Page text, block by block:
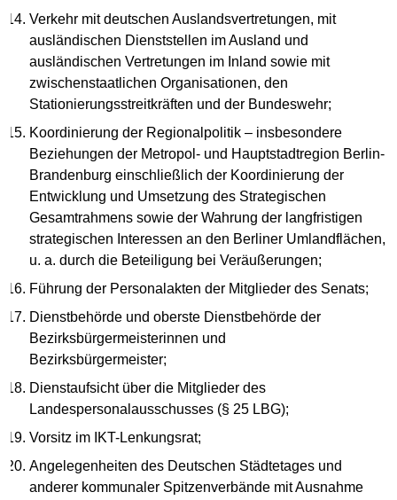
Verkehr mit deutschen Auslandsvertretungen, mit
ausländischen Dienststellen im Ausland und
ausländischen Vertretungen im Inland sowie mit
zwischenstaatlichen Organisationen, den
Stationierungsstreitkräften und der Bundeswehr;
Koordinierung der Regionalpolitik – insbesondere
Beziehungen der Metropol- und Hauptstadtregion Berlin-
Brandenburg einschließlich der Koordinierung der
Entwicklung und Umsetzung des Strategischen
Gesamtrahmens sowie der Wahrung der langfristigen
strategischen Interessen an den Berliner Umlandflächen,
u. a. durch die Beteiligung bei Veräußerungen;
Führung der Personalakten der Mitglieder des Senats;
Dienstbehörde und oberste Dienstbehörde der
Bezirksbürgermeisterinnen und
Bezirksbürgermeister;
Dienstaufsicht über die Mitglieder des
Landespersonalausschusses (§ 25 LBG);
Vorsitz im IKT-Lenkungsrat;
Angelegenheiten des Deutschen Städtetages und
anderer kommunaler Spitzenverbände mit Ausnahme